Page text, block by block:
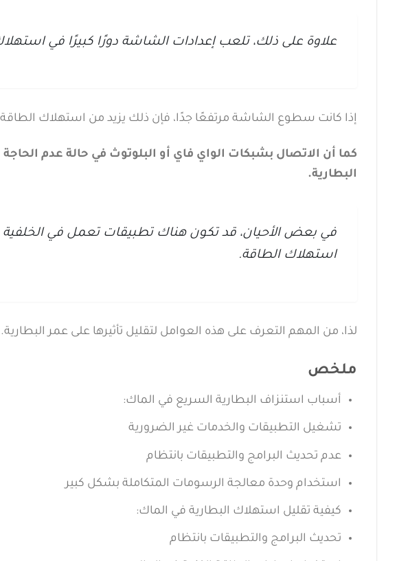
علاوة على ذلك، تلعب إعدادات الشاشة دورًا كبيرًا في
إذا كانت سطوع الشاشة مرتفعًا جدًا، فإن ذلك يزيد من استهلاك
كما أن الاتصال بشبكات الواي فاي أو البلوتوث في حالة عدم
البطارية.
في بعض الأحيان، قد تكون هناك تطبيقات تعمل في
استهلاك الطاقة.
لذا، من المهم التعرف على هذه العوامل لتقليل تأثيرها على عمر البطارية.
ملخص
أسباب استنزاف البطارية السريع في الماك:
تشغيل التطبيقات والخدمات غير الضرورية
عدم تحديث البرامج والتطبيقات بانتظام
استخدام وحدة معالجة الرسومات المتكاملة بشكل كبير
كيفية تقليل استهلاك البطارية في الماك:
تحديث البرامج والتطبيقات بانتظام